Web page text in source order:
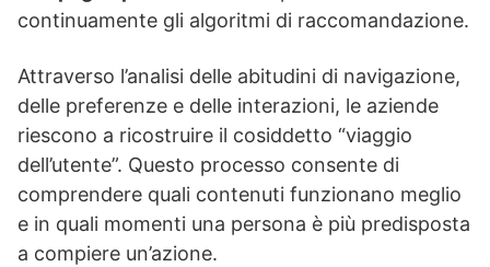
continuamente gli algoritmi di raccomandazione.
Attraverso l’analisi delle abitudini di navigazione,
delle preferenze e delle interazioni, le aziende
riescono a ricostruire il cosiddetto “viaggio
dell’utente”. Questo processo consente di
comprendere quali contenuti funzionano meglio
e in quali momenti una persona è più predisposta
a compiere un’azione.